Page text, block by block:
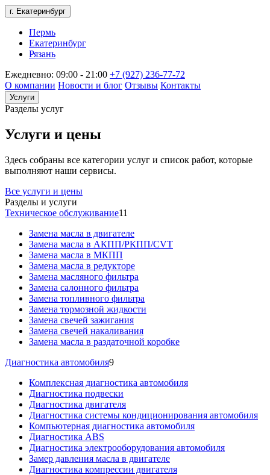
г. Екатеринбург
Пермь
Екатеринбург
Рязань
Ежедневно: 09:00 - 21:00 +7 (927) 236-77-72
О компании Новости и блог Отзывы Контакты
Услуги
Разделы услуг
Услуги и цены
Здесь собраны все категории услуг и список работ, которые
выполняют наши сервисы.
Все услуги и цены
Разделы и услуги
Техническое обслуживание11
Замена масла в двигателе
Замена масла в АКПП/РКПП/CVT
Замена масла в МКПП
Замена масла в редукторе
Замена масляного фильтра
Замена салонного фильтра
Замена топливного фильтра
Замена тормозной жидкости
Замена свечей зажигания
Замена свечей накаливания
Замена масла в раздаточной коробке
Диагностика автомобиля9
Комплексная диагностика автомобиля
Диагностика подвески
Диагностика двигателя
Диагностика системы кондиционирования автомобиля
Компьютерная диагностика автомобиля
Диагностика ABS
Диагностика электрооборудования автомобиля
Замер давления масла в двигателе
Диагностика компрессии двигателя